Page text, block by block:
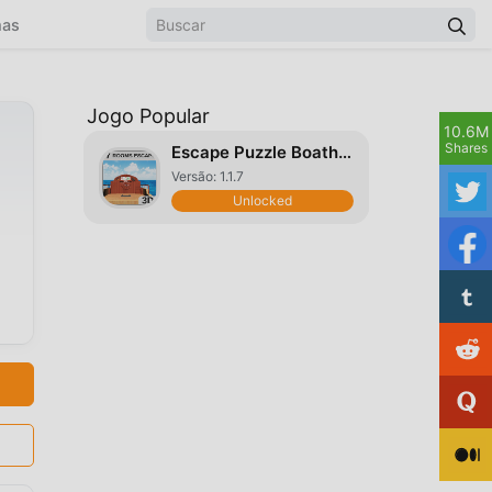
Jogo Popular
Escape Puzzle Boathouse V1
Versão: 1.1.7
Unlocked
10.6M
Shares